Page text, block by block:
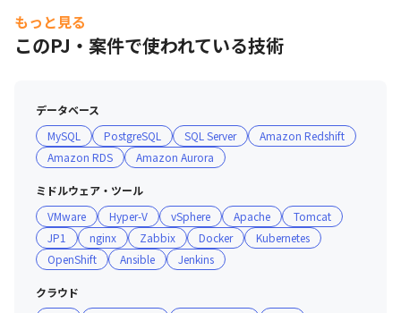
もっと見る
このPJ・案件で使われている技術
データベース
MySQL
PostgreSQL SQL Server
Amazon Redshift
Amazon RDS
Amazon Aurora
ミドルウェア・ツール
VMware
Hyper-V vSphere Apache
Tomcat
JP1
nginx Zabbix Docker
Kubernetes
OpenShift
Ansible Jenkins
クラウド